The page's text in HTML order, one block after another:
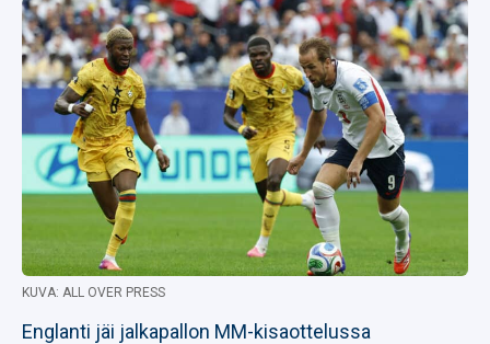
KUVA: ALL OVER PRESS
Englanti jäi jalkapallon MM-kisaottelussa